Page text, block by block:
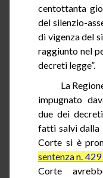
centottanta
del silenzio-
di vigenza del
raggiunto nel
decreti legge”.
La
impugnato
due dei
fatti salvi dalla
Corte si è
sentenza n.
Corte